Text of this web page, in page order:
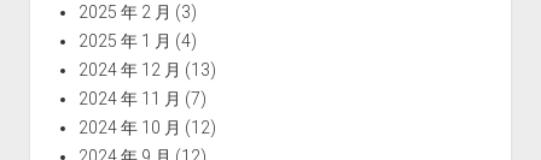
2025 年 2 月 (3)
2025 年 1 月 (4)
2024 年 12 月 (13)
2024 年 11 月 (7)
2024 年 10 月 (12)